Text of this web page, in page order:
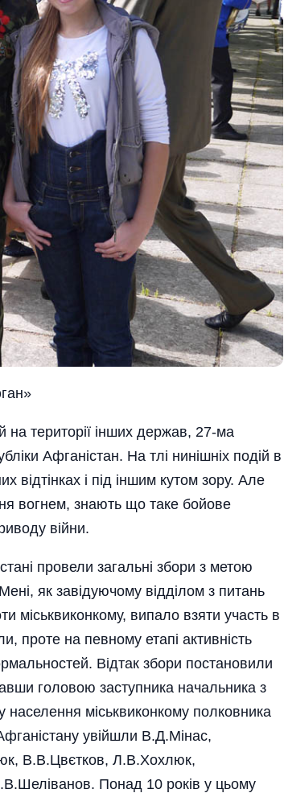
на території інших держав, 27-ма
Афганістан. На тлі нинішніх подій в
відтінках і під іншим кутом зору. Але
вогнем, знають що таке бойове
війни.
провели загальні збори з метою
Мені, як завідуючому відділом з питань
міськвиконкому, випало взяти участь в
проте на певному етапі активність
Відтак збори постановили
головою заступника начальника з
населення міськвиконкому полковника
увійшли В.Д.Мінас,
В.В.Цвєтков, Л.В.Хохлюк,
Понад 10 років у цьому